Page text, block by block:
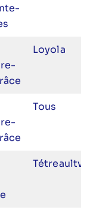
Loyola
Tous